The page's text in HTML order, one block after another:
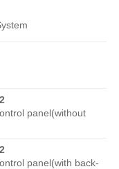
panel(without
panel(with back-